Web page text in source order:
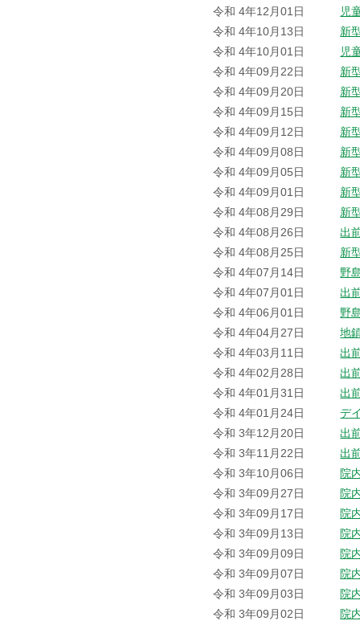
令和 4年12月01日
児
令和 4年10月13日
新
令和 4年10月01日
児
令和 4年09月22日
新
令和 4年09月20日
新
令和 4年09月15日
新
令和 4年09月12日
新
令和 4年09月08日
新
令和 4年09月05日
新
令和 4年09月01日
新
令和 4年08月29日
新
令和 4年08月26日
出
令和 4年08月25日
新
令和 4年07月14日
野
令和 4年07月01日
出
令和 4年06月01日
野
令和 4年04月27日
地
令和 4年03月11日
出
令和 4年02月28日
出
令和 4年01月31日
出
令和 4年01月24日
デ
令和 3年12月20日
出
令和 3年11月22日
出
令和 3年10月06日
院
令和 3年09月27日
院
令和 3年09月17日
院
令和 3年09月13日
院
令和 3年09月09日
院
令和 3年09月07日
院
令和 3年09月03日
院
令和 3年09月02日
院